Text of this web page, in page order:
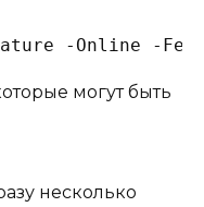
-Online -
могут быть
несколько